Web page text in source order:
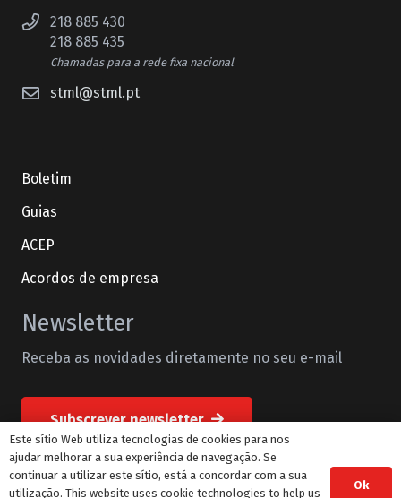
218 885 430
218 885 435
Chamadas para a rede fixa nacional
stml@stml.pt
Boletim
Guias
ACEP
Acordos de empresa
Newsletter
Receba as novidades diretamente no seu e-mail
Subscrever newsletter
© STML Todos os direitos reservados
Este sítio Web utiliza tecnologias de cookies para nos
ajudar melhorar a sua experiência de navegação. Se
continuar a utilizar este sítio, está a concordar com a sua
utilização. This website uses cookie technologies to help us
Ok